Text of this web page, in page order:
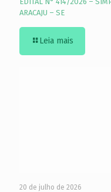
ARACAJU – SE
Leia mais
20 de julho de 2026